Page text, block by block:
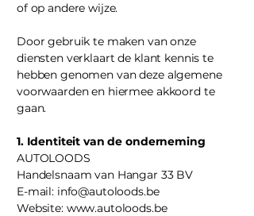
of op andere wijze.
Door gebruik te maken van onze
diensten verklaart de klant kennis te
hebben genomen van deze algemene
voorwaarden en hiermee akkoord te
gaan.
1. Identiteit van de onderneming
AUTOLOODS
Handelsnaam van Hangar 33 BV
E-mail: info@autoloods.be
Website: www.autoloods.be